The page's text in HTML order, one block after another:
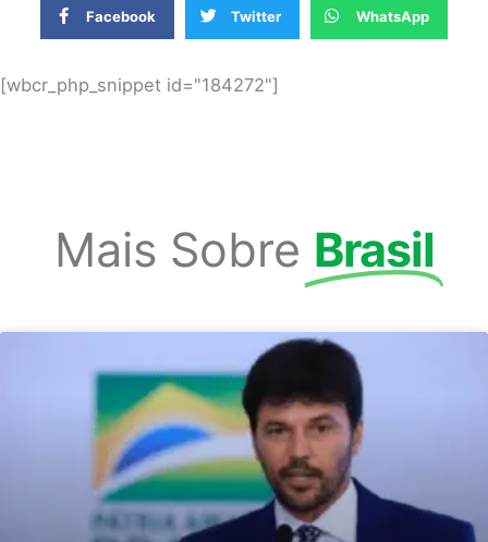
Facebook Twitter WhatsApp
[wbcr_php_snippet id="184272"]
Mais Sobre Brasil